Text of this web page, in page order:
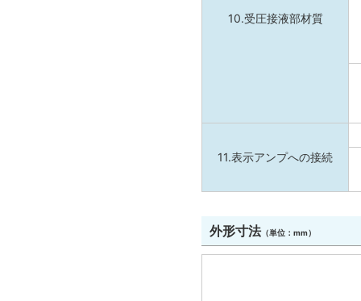
10.受圧接液部材質
11.表示アンプへの接続
外形寸法（単位：mm）